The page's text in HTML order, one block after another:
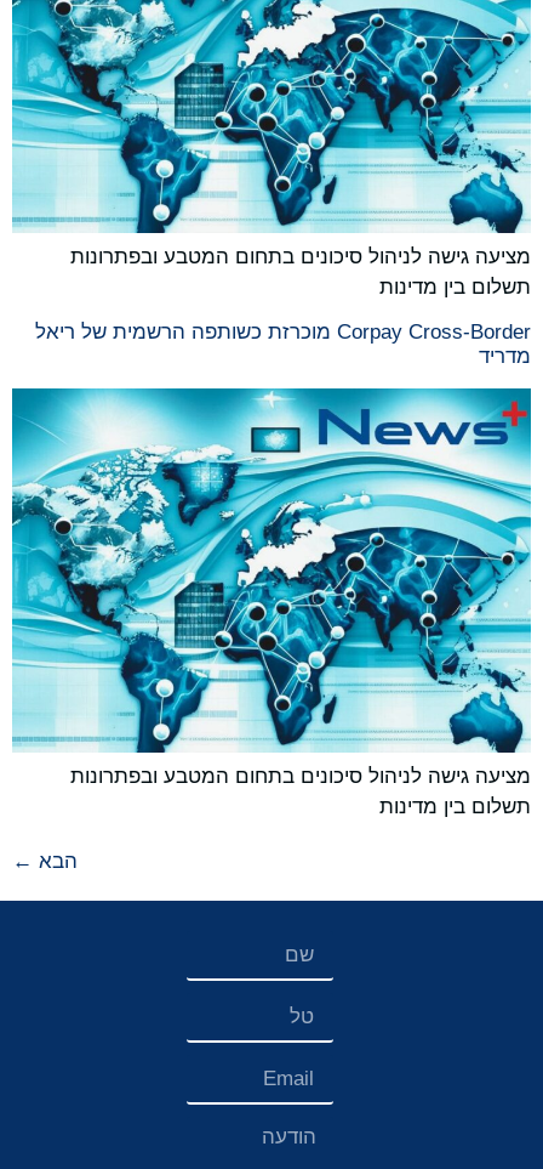
מציעה גישה לניהול סיכונים בתחום המטבע ובפתרונות
תשלום בין מדינות
Corpay Cross-Border מוכרזת כשותפה הרשמית של ריאל
מדריד
מציעה גישה לניהול סיכונים בתחום המטבע ובפתרונות
תשלום בין מדינות
הבא ←